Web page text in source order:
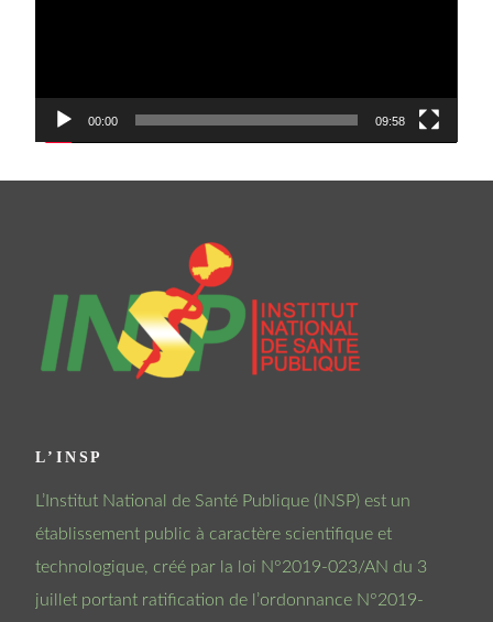
00:00 09:58
L’INSP
L’Institut National de Santé Publique (INSP) est un
établissement public à caractère scientifique et
technologique, créé par la loi N°2019-023/AN du 3
juillet portant ratification de l’ordonnance N°2019-